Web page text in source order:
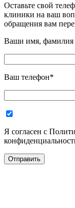
Оставьте свой
клиники на ваш
обращения вам
Ваши имя, фамилия
Ваш телефон*
Я согласен с